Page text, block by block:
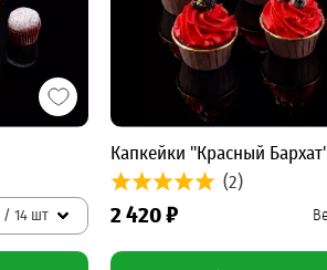
/ 14 шт
Капкейки "Красный
(2)
2 420 ₽